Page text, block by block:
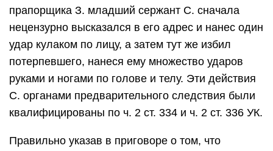
прапорщика З. младший сержант С. сначала
нецензурно высказался в его адрес и нанес один
удар кулаком по лицу, а затем тут же избил
потерпевшего, нанеся ему множество ударов
руками и ногами по голове и телу. Эти действия
С. органами предварительного следствия были
квалифицированы по ч. 2 ст. 334 и ч. 2 ст. 336 УК.
Правильно указав в приговоре о том, что